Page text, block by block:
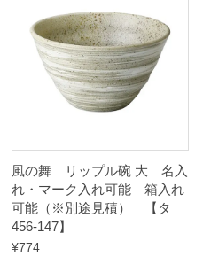
風の舞 リップル碗 大 名入
れ・マーク入れ可能 箱入れ
可能（※別途見積） 【タ
456-147】
¥774